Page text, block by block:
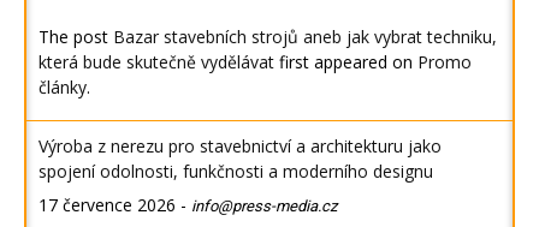
The post Bazar stavebních strojů aneb jak vybrat techniku,
která bude skutečně vydělávat first appeared on Promo
články.
Výroba z nerezu pro stavebnictví a architekturu jako
spojení odolnosti, funkčnosti a moderního designu
17 července 2026 - info@press-media.cz